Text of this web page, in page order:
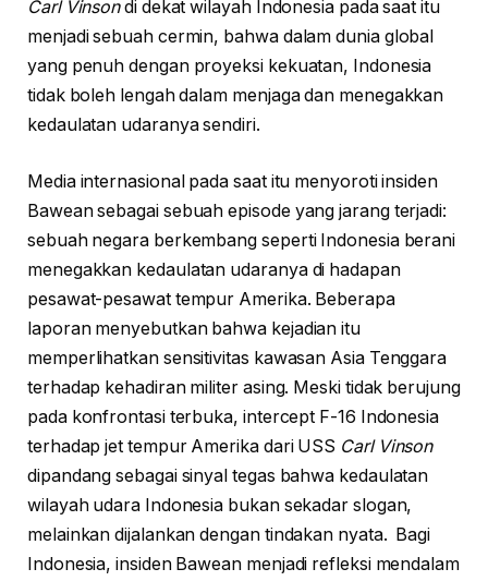
Carl Vinsondi dekat wilayah Indonesia pada saat itu
menjadi sebuah cermin, bahwa dalam dunia global
yang penuh dengan proyeksi kekuatan, Indonesia
tidak boleh lengah dalam menjaga dan menegakkan
kedaulatan udaranya sendiri.
Media internasional pada saat itu menyoroti insiden
Bawean sebagai sebuah episode yang jarang terjadi:
sebuah negara berkembang seperti Indonesia berani
menegakkan kedaulatan udaranya di hadapan
pesawat-pesawat tempur Amerika. Beberapa
laporan menyebutkan bahwa kejadian itu
memperlihatkan sensitivitas kawasan Asia Tenggara
terhadap kehadiran militer asing. Meski tidak berujung
pada konfrontasi terbuka, intercept F-16 Indonesia
terhadap jet tempur Amerika dari USS Carl Vinson
dipandang sebagai sinyal tegas bahwa kedaulatan
wilayah udara Indonesia bukan sekadar slogan,
melainkan dijalankan dengan tindakan nyata. Bagi
Indonesia, insiden Bawean menjadi refleksi mendalam